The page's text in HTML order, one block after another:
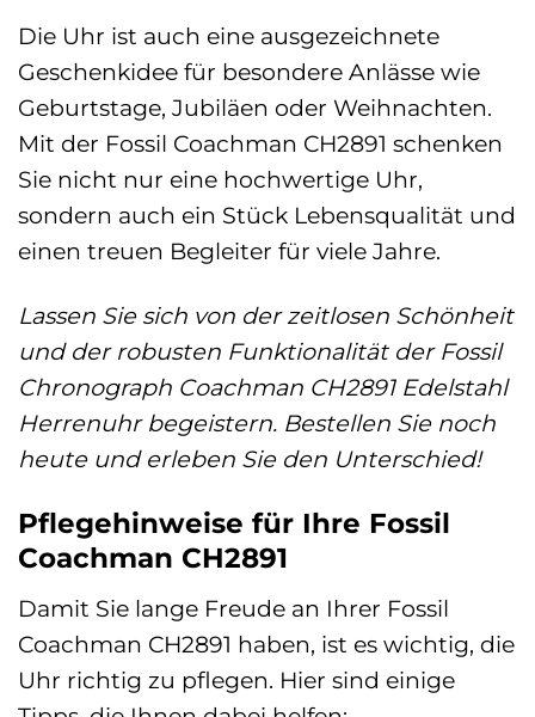
Die Uhr ist auch eine ausgezeichnete
Geschenkidee für besondere Anlässe wie
Geburtstage, Jubiläen oder Weihnachten.
Mit der Fossil Coachman CH2891 schenken
Sie nicht nur eine hochwertige Uhr,
sondern auch ein Stück Lebensqualität und
einen treuen Begleiter für viele Jahre.
Lassen Sie sich von der zeitlosen Schönheit
und der robusten Funktionalität der Fossil
Chronograph Coachman CH2891 Edelstahl
Herrenuhr begeistern. Bestellen Sie noch
heute und erleben Sie den Unterschied!
Pflegehinweise für Ihre Fossil
Coachman CH2891
Damit Sie lange Freude an Ihrer Fossil
Coachman CH2891 haben, ist es wichtig, die
Uhr richtig zu pflegen. Hier sind einige